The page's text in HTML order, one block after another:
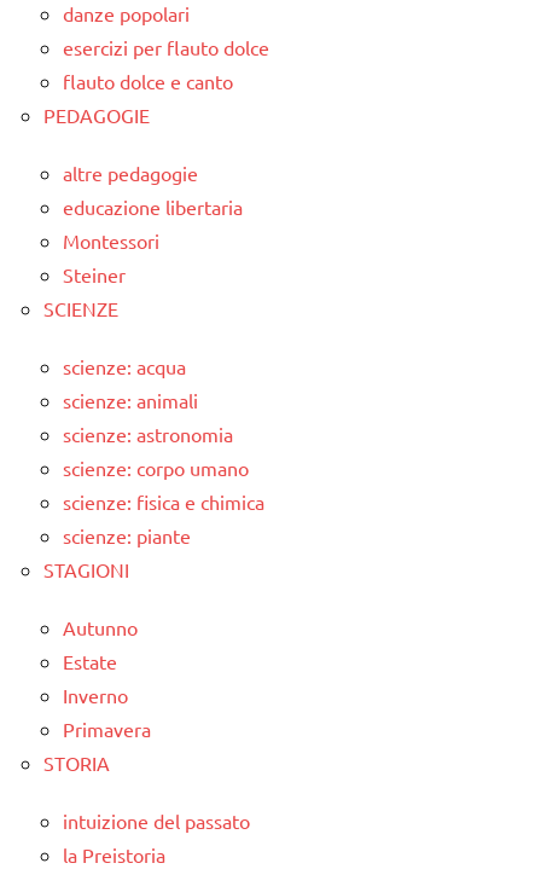
danze popolari
esercizi per flauto dolce
flauto dolce e canto
PEDAGOGIE
altre pedagogie
educazione libertaria
Montessori
Steiner
SCIENZE
scienze: acqua
scienze: animali
scienze: astronomia
scienze: corpo umano
scienze: fisica e chimica
scienze: piante
STAGIONI
Autunno
Estate
Inverno
Primavera
STORIA
intuizione del passato
la Preistoria